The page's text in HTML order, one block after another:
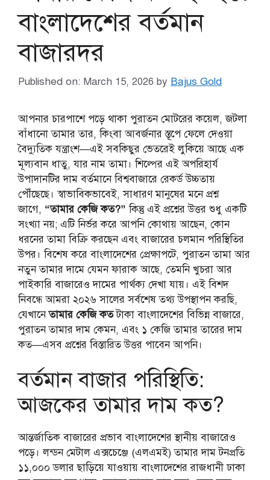
বাংলাদেশের বর্তমান
বাজারদর
Published on: March 15, 2026 by Bajus Gold
আপনার চারপাশে পড়ে থাকা পুরাতন মোটরের কয়েল, জটলা
বাঁধানো তামার তার, কিংবা আবর্জনার স্তূপে ফেলে দেওয়া
বৈদ্যুতিক যন্ত্রাংশ—এই সবকিছুর ভেতরেই লুকিয়ে আছে এক
মূল্যবান ধাতু, যার নাম তামা। শিল্পের এই অপরিহার্য
উপাদানটির দাম বর্তমানে বিশ্ববাজারে রেকর্ড উচ্চতায়
পৌঁছেছে। স্বাভাবিকভাবেই, সাধারণ মানুষের মনে প্রশ্ন
জাগে, “তামার কেজি কত?” কিন্তু এই প্রশ্নের উত্তর শুধু একটি
সংখ্যা নয়; এটি নির্ভর করে আপনি কোথায় আছেন, কোন
ধরনের তামা বিক্রি করছেন এবং বাজারের চলমান পরিস্থিতির
উপর। বিশেষ করে বাংলাদেশের প্রেক্ষাপটে, পুরাতন তামা আর
নতুন তামার দামে যেমন ফারাক আছে, তেমনি খুচরা আর
পাইকারি বাজারেও দামের পার্থক্য দেখা যায়। এই বিশদ
নিবন্ধে আমরা ২০২৬ সালের সর্বশেষ তথ্য উপস্থাপন করছি,
যেখানেতামার কেজি কতটাকা বাংলাদেশের বিভিন্ন বাজারে,
পুরাতন তামার দাম কেমন, এবং ১ কেজি তামার তারের দাম
কত—এসব প্রশ্নের বিস্তারিত উত্তর পাবেন আপনি।
বর্তমান বাজার পরিস্থিতি:
আজকের তামার দাম কত?
আন্তর্জাতিক বাজারের প্রভাব বাংলাদেশের স্থানীয় বাজারেও
পড়ে। লন্ডন মেটাল এক্সচেঞ্জে (এলএমই) তামার দাম টনপ্রতি
১১,০০০ ডলার ছাড়িয়ে যাওয়ায় বাংলাদেশের রাজধানী ঢাকা